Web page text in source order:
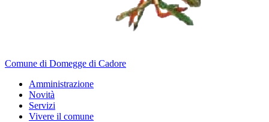
Comune di Domegge di Cadore
Amministrazione
Novità
Servizi
Vivere il comune